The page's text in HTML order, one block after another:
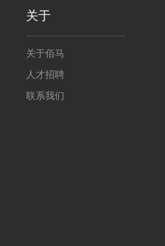
关于
关于佰马
人才招聘
联系我们